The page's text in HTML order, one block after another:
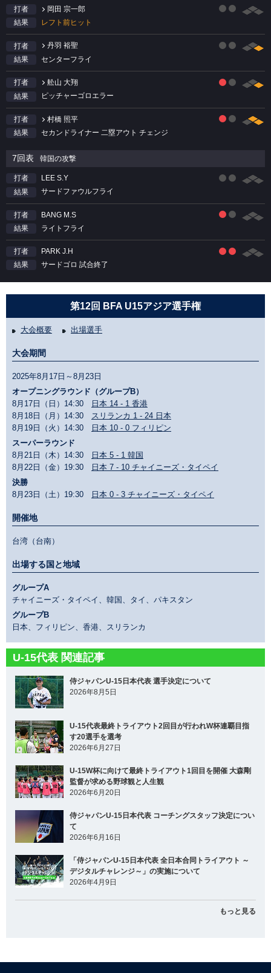
打者
岡田 宗一郎
結果
レフト前ヒット
打者
丹羽 裕聖
結果
センターフライ
打者
舩山 大翔
結果
ピッチャーゴロエラー
打者
村橋 照平
結果
セカンドライナー 二塁アウト チェンジ
7回表 韓国の攻撃
打者
LEE S.Y
結果
サードファウルフライ
打者
BANG M.S
結果
ライトフライ
打者
PARK J.H
結果
サードゴロ 試合終了
第12回 BFA U15アジア選手権
大会概要 出場選手
大会期間
2025年8月17日～8月23日
オープニングラウンド（グループB）
8月17日（日）14:30
日本 14 - 1 香港
8月18日（月）14:30 スリランカ 1 - 24 日本
8月19日（火）14:30
日本 10 - 0 フィリピン
スーパーラウンド
8月21日（木）14:30
日本 5 - 1 韓国
8月22日（金）19:30
日本 7 - 10 チャイニーズ・タイペイ
決勝
8月23日（土）19:30
日本 0 - 3 チャイニーズ・タイペイ
開催地
台湾（台南）
出場する国と地域
グループA
チャイニーズ・タイペイ、韓国、タイ、パキスタン
グループB
日本、フィリピン、香港、スリランカ
U-15代表 関連記事
侍ジャパンU-15日本代表 選手決定について
2026年8月5日
U-15代表最終トライアウト2回目が行われW杯連覇目指
す20選手を選考
2026年6月27日
U-15W杯に向けて最終トライアウト1回目を開催 大森剛
監督が求める野球観と人生観
2026年6月20日
侍ジャパンU-15日本代表 コーチングスタッフ決定につい
て
2026年6月16日
「侍ジャパンU-15日本代表 全日本合同トライアウト ～
デジタルチャレンジ～」の実施について
2026年4月9日
もっと見る